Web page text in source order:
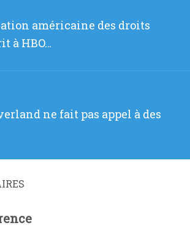
américaine des droits
à HBO…
ne fait pas appel à des